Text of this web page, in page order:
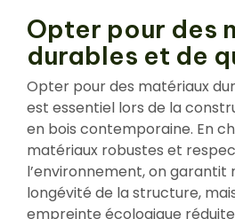
Opter pour des
durables et de
Opter pour des matériaux
est essentiel lors de la
en bois contemporaine. En
matériaux robustes et
l’environnement, on garantit
longévité de la structure,
empreinte écologique